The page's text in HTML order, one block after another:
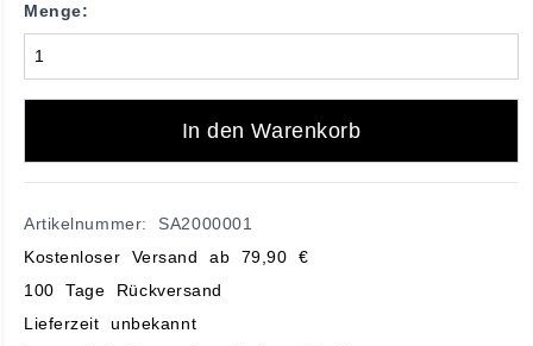
Menge:
In den Warenkorb
Artikelnummer: SA2000001
Kostenloser Versand ab 79,90 €
100 Tage Rückversand
Lieferzeit unbekannt